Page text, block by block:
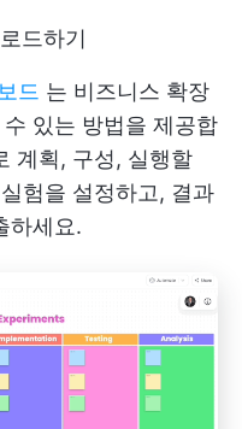
드하기
드 는 비즈니스 확장
있는 방법을 제공합
계획, 구성, 실행할
험을 설정하고, 결과
하세요.